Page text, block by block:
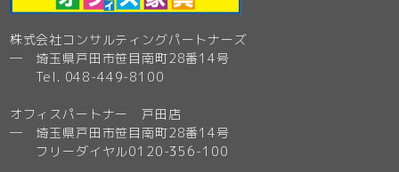
株式会社コンサルティングパートナーズ
─ 埼玉県戸田市笹目南町28番14号
Tel. 048-449-8100
オフィスパートナー 戸田店
─ 埼玉県戸田市笹目南町28番14号
フリーダイヤル0120-356-100